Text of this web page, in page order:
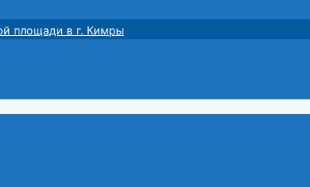
площади в г. Кимры